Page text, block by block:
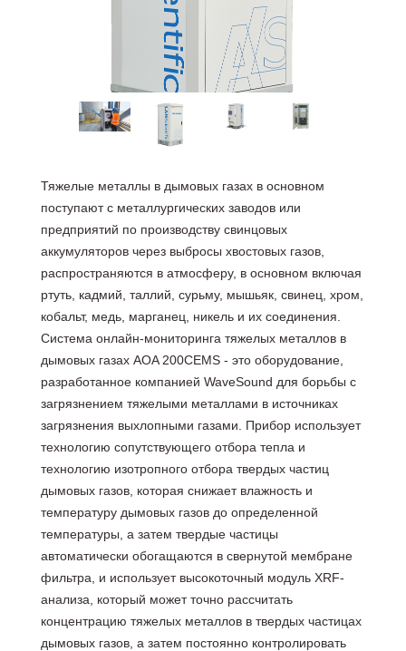
Тяжелые металлы в дымовых газах в основном
поступают с металлургических заводов или
предприятий по производству свинцовых
аккумуляторов через выбросы хвостовых газов,
распространяются в атмосферу, в основном включая
ртуть, кадмий, таллий, сурьму, мышьяк, свинец, хром,
кобальт, медь, марганец, никель и их соединения.
Система онлайн-мониторинга тяжелых металлов в
дымовых газах AOA 200CEMS - это оборудование,
разработанное компанией WaveSound для борьбы с
загрязнением тяжелыми металлами в источниках
загрязнения выхлопными газами. Прибор использует
технологию сопутствующего отбора тепла и
технологию изотропного отбора твердых частиц
дымовых газов, которая снижает влажность и
температуру дымовых газов до определенной
температуры, а затем твердые частицы
автоматически обогащаются в свернутой мембране
фильтра, и использует высокоточный модуль XRF-
анализа, который может точно рассчитать
концентрацию тяжелых металлов в твердых частицах
дымовых газов, а затем постоянно контролировать